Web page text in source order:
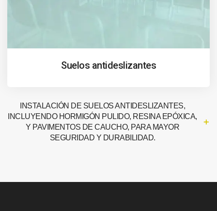
Suelos antideslizantes
INSTALACIÓN DE SUELOS ANTIDESLIZANTES,
INCLUYENDO HORMIGÓN PULIDO, RESINA EPÓXICA,
Y PAVIMENTOS DE CAUCHO, PARA MAYOR
SEGURIDAD Y DURABILIDAD.